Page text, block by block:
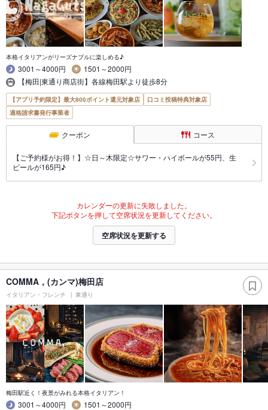
本格イタリアンがリーズナブルに楽しめる♪
3001～4000円
1501～2000円
【梅田|東通り商店街】各線梅田駅より徒歩8分
【アプリ予約限定】最大800ポイント還元対象店
口コミ投稿特典対象店
適格請求書発行事業者
クーポン コース
【ご予約様がお得！】☆日～木限定☆サワー・ハイボールが55円、生
ビールが165円♪
カレンダーの更新に失敗しました。
下記ボタンを押して空席状況を更新してください。
空席状況を更新する
COMMA，(カンマ)梅田店
イタリアン・フレンチ 東通り
梅田駅近く！夜景がみれる本格イタリアン！
3001～4000円
1501～2000円